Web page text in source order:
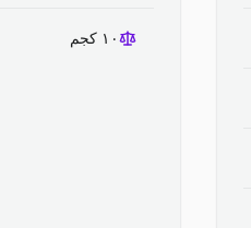
١٠ كجم